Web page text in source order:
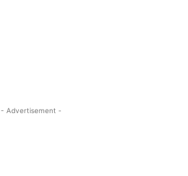
- Advertisement -